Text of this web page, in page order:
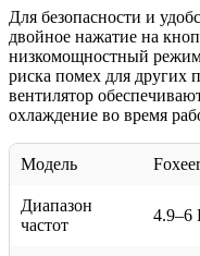
Для безопасности и
двойное нажатие на
низкомощностный
риска помех для
вентилятор
охлаждение во время
Модель
Диапазон
частот
4.9–6